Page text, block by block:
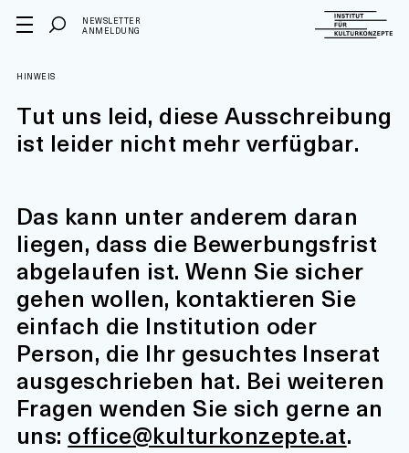
NEWSLETTER
ANMELDUNG
HINWEIS
Tut uns leid, diese Ausschreibung
ist leider nicht mehr verfügbar.
Das kann unter anderem daran
liegen, dass die Bewerbungsfrist
abgelaufen ist. Wenn Sie sicher
gehen wollen, kontaktieren Sie
einfach die Institution oder
Person, die Ihr gesuchtes Inserat
ausgeschrieben hat. Bei weiteren
Fragen wenden Sie sich gerne an
uns: office@kulturkonzepte.at.